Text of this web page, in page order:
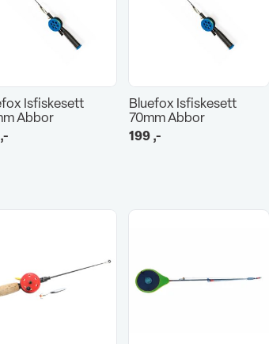
Isfiskesett
Abbor
,-
Bluefox Isfiskesett
70mm Abbor
199,-